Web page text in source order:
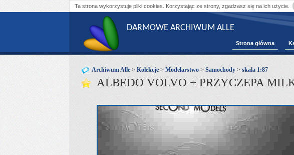
Ta strona wykorzystuje pliki cookies. Korzystając ze strony, zgadzasz się na ich użycie.
DARMOWE ARCHIWUM ALLE
Strona główna
Archiwum Alle > Kolekcje > Modelarstwo > Samochody > skala 1:87
ALBEDO VOLVO + PRZYCZEPA